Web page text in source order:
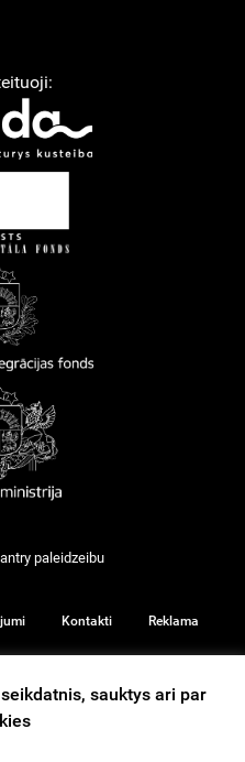
paleidzeibu
Kontakti Reklama
sauktys ari par